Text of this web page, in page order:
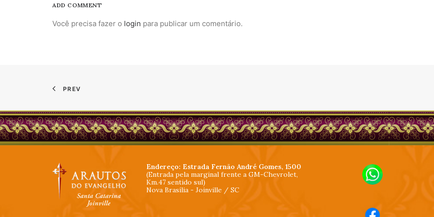
ADD COMMENT
Você precisa fazer o login para publicar um comentário.
PREV
Endereço: Estrada Fernão André Gomes, 1500
(Entrada pela marginal frente a GM-Chevrolet,
Km.47 sentido sul)
Nova Brasília - Joinville / SC